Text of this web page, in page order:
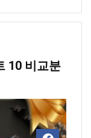
10 비교분